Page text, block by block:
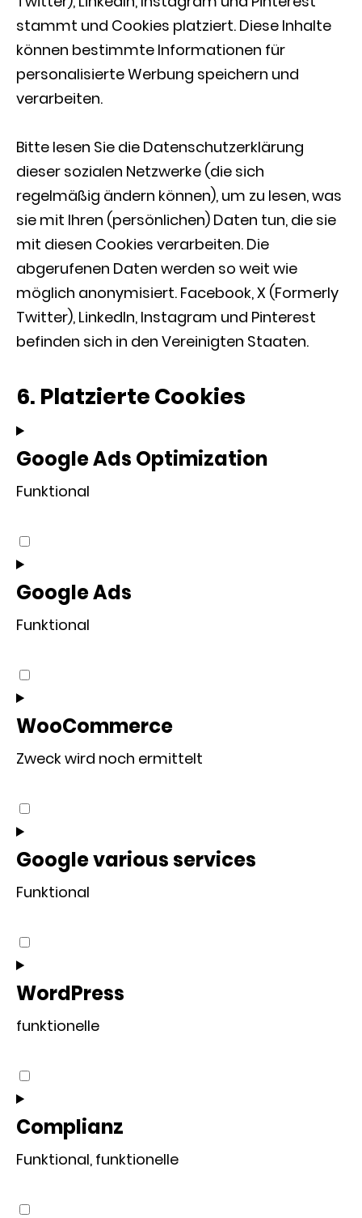
stammt und Cookies platziert. Diese Inhalte
können bestimmte Informationen für
personalisierte Werbung speichern und
verarbeiten.
Bitte lesen Sie die Datenschutzerklärung
dieser sozialen Netzwerke (die sich
regelmäßig ändern können), um zu lesen, was
sie mit Ihren (persönlichen) Daten tun, die sie
mit diesen Cookies verarbeiten. Die
abgerufenen Daten werden so weit wie
möglich anonymisiert. Facebook, X (Formerly
Twitter), LinkedIn, Instagram und Pinterest
befinden sich in den Vereinigten Staaten.
6. Platzierte Cookies
Google Ads Optimization
Funktional
Consent
to
service
google-
ads-
Google Ads
Funktional
Consent
to
service
ads
WooCommerce
Zweck wird noch ermittelt
Consent
to
service
woocommerce
Google various services
Funktional
Consent
to
service
various-
WordPress
funktionelle
Consent
to
service
wordpress
Complianz
Funktional, funktionelle
Consent